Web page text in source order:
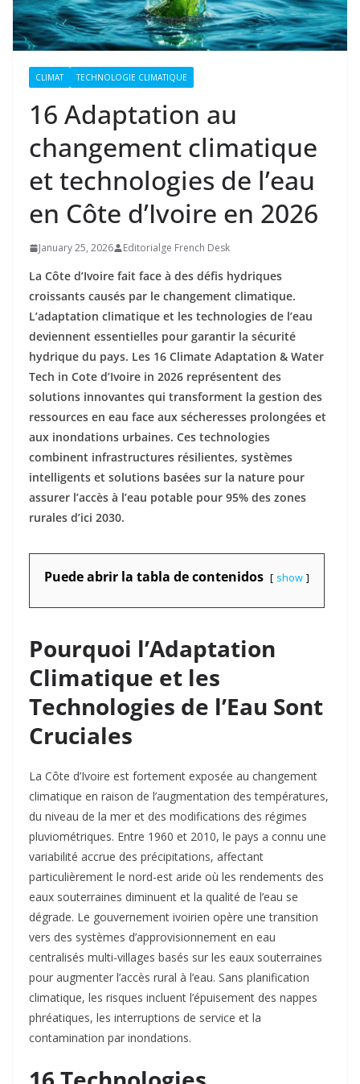
CLIMAT TECHNOLOGIE CLIMATIQUE
16 Adaptation au
changement climatique
et technologies de l’eau
en Côte d’Ivoire en 2026
January 25, 2026 Editorialge French Desk
La Côte d’Ivoire fait face à des défis hydriques
croissants causés par le changement climatique.
L’adaptation climatique et les technologies de l’eau
deviennent essentielles pour garantir la sécurité
hydrique du pays. Les 16 Climate Adaptation & Water
Tech in Cote d’Ivoire in 2026 représentent des
solutions innovantes qui transforment la gestion des
ressources en eau face aux sécheresses prolongées et
aux inondations urbaines. Ces technologies
combinent infrastructures résilientes, systèmes
intelligents et solutions basées sur la nature pour
assurer l’accès à l’eau potable pour 95% des zones
rurales d’ici 2030.
Puede abrir la tabla de contenidos show
Pourquoi l’Adaptation
Climatique et les
Technologies de l’Eau Sont
Cruciales
La Côte d’Ivoire est fortement exposée au changement
climatique en raison de l’augmentation des températures,
du niveau de la mer et des modifications des régimes
pluviométriques. Entre 1960 et 2010, le pays a connu une
variabilité accrue des précipitations, affectant
particulièrement le nord-est aride où les rendements des
eaux souterraines diminuent et la qualité de l’eau se
dégrade. Le gouvernement ivoirien opère une transition
vers des systèmes d’approvisionnement en eau
centralisés multi-villages basés sur les eaux souterraines
pour augmenter l’accès rural à l’eau. Sans planification
climatique, les risques incluent l’épuisement des nappes
phréatiques, les interruptions de service et la
contamination par inondations.